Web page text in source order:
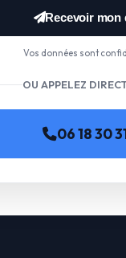
Recevoir mon
Vos données sont
OU APPELEZ
06 18 30